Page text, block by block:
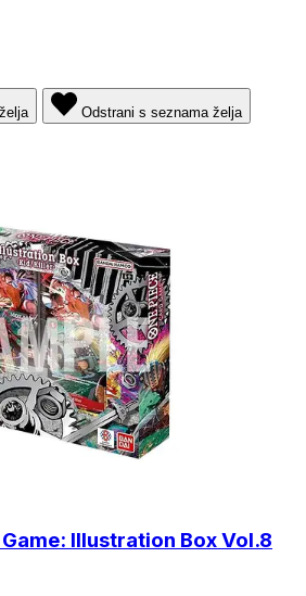
Odstrani s seznama želja
Illustration Box Vol.8